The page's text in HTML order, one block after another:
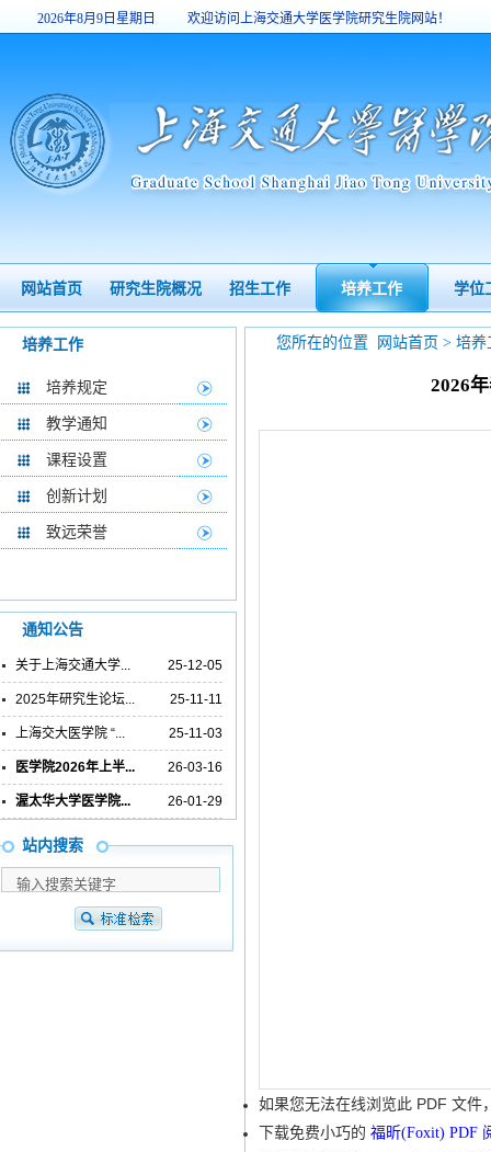
网站首页 研究生院概况 招生工作 培养工作 学位
2026年8月9日星期日
4:43:14
欢迎访问上海交通大学医学院研究生院网站！
培养工作
培养规定
教学通知
课程设置
创新计划
致远荣誉
2026
如果您无法在线浏览此 PDF 文件
下载免费小巧的 福昕(Foxit) PDF
您所在的位置 网站首页 > 培养
通知公告
关于上海交通大学... 25-12-05
2025年研究生论坛... 25-11-11
上海交大医学院 “... 25-11-03
医学院2026年上半... 26-03-16
渥太华大学医学院... 26-01-29
站内搜索